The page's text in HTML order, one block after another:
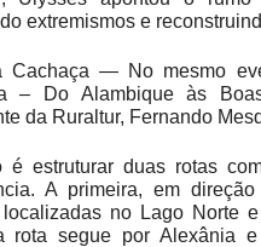
extremismos e
Cachaça — No mesmo
– Do Alambique às
da Ruraltur, Fernando
é estruturar duas rotas
A primeira, em
localizadas no Lago Norte
rota segue por Alexânia